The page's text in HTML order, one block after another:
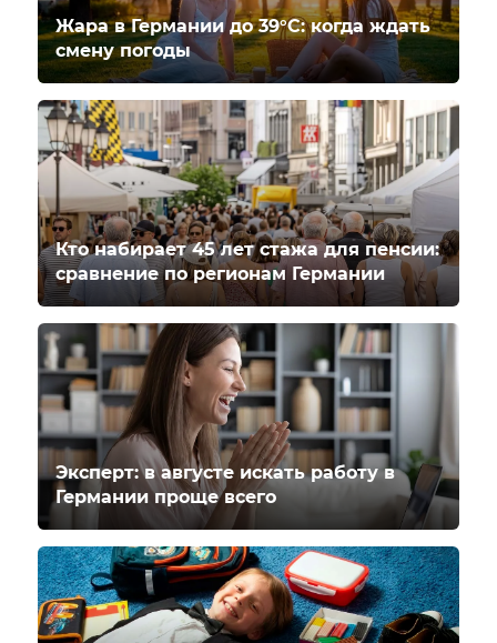
Жара в Германии до 39°C: когда ждать
смену погоды
Кто набирает 45 лет стажа для пенсии:
сравнение по регионам Германии
Эксперт: в августе искать работу в
Германии проще всего